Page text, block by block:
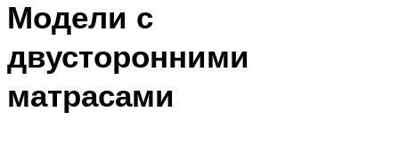
Модели с
двусторонними
матрасами